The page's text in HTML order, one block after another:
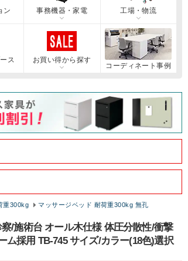
ン 事務機器・家電 工場・物流
ス
お買い得から探す
コーディネート事例
重300kg マッサージベッド 耐荷重300kg 無孔
/施術台 オール木仕様 体圧分散性/衝撃
ム採用 TB-745 サイズ/カラー(18色)選択